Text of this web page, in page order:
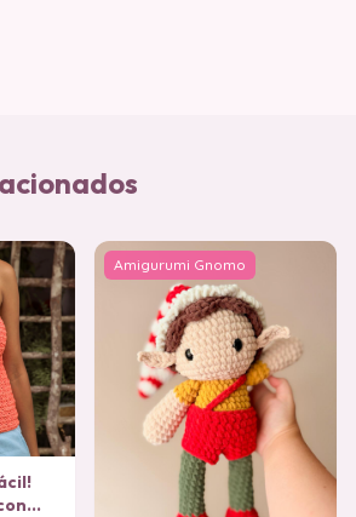
Amigurumi Gnomo